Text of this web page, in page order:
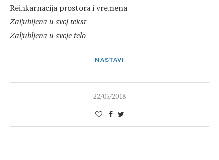
Reinkarnacija prostora i vremena
Zaljubljena u svoj tekst
Zaljubljena u svoje telo
NASTAVI
22/05/2018